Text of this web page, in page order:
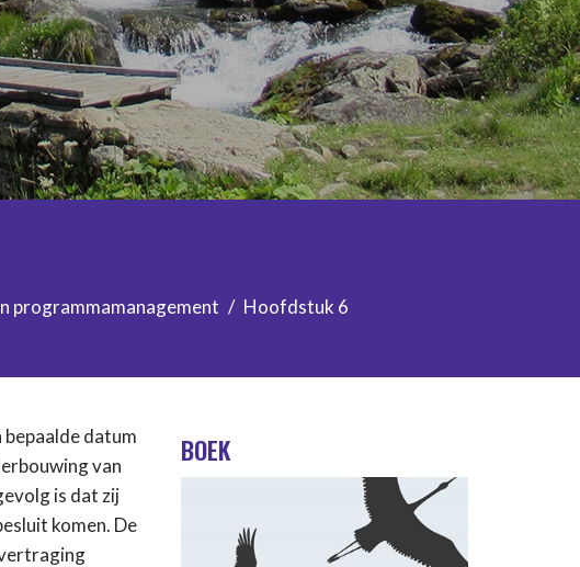
programmamanagement
Hoofdstuk 6
datum
van
is dat zij
komen. De
BOEK